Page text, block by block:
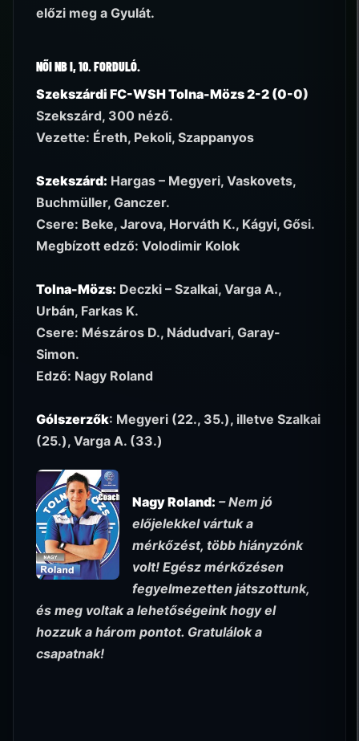
előzi meg a Gyulát.
NŐI NB I, 10. FORDULÓ.
Szekszárdi FC-WSH Tolna-Mözs 2-2 (0-0)
Szekszárd, 300 néző.
Vezette: Éreth, Pekoli, Szappanyos
Szekszárd: Hargas – Megyeri, Vaskovets,
Buchmüller, Ganczer.
Csere: Beke, Jarova, Horváth K., Kágyi, Gősi.
Megbízott edző: Volodimir Kolok
Tolna-Mözs: Deczki – Szalkai, Varga A.,
Urbán, Farkas K.
Csere: Mészáros D., Nádudvari, Garay-
Simon.
Edző: Nagy Roland
Gólszerzők: Megyeri (22., 35.), illetve Szalkai
(25.), Varga A. (33.)
Nagy Roland: – Nem jó
előjelekkel vártuk a
mérkőzést, több hiányzónk
volt! Egész mérkőzésen
fegyelmezetten játszottunk,
és meg voltak a lehetőségeink hogy el
hozzuk a három pontot. Gratulálok a
csapatnak!